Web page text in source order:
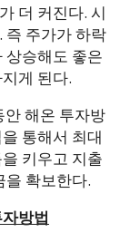
더 커진다. 시
즉 주가가 하락
상승해도 좋은
게 된다.
해온 투자방
통해서 최대
키우고 지출
을 확보한다.
방법